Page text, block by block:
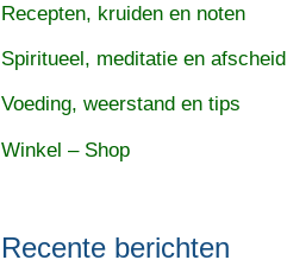
Recepten, kruiden en noten
Spiritueel, meditatie en afscheid
Voeding, weerstand en tips
Winkel – Shop
Recente berichten